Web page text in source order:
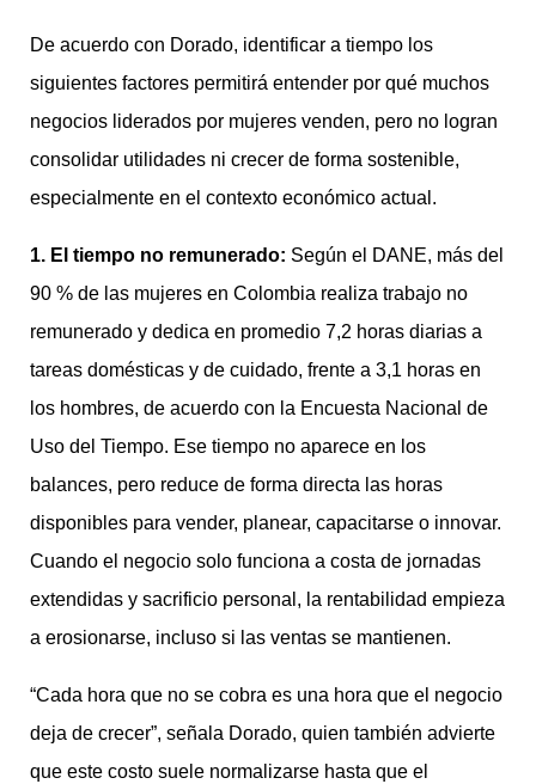
De acuerdo con Dorado, identificar a tiempo los
siguientes factores permitirá entender por qué muchos
negocios liderados por mujeres venden, pero no logran
consolidar utilidades ni crecer de forma sostenible,
especialmente en el contexto económico actual.
1. El tiempo no remunerado: Según el DANE, más del
90 % de las mujeres en Colombia realiza trabajo no
remunerado y dedica en promedio 7,2 horas diarias a
tareas domésticas y de cuidado, frente a 3,1 horas en
los hombres, de acuerdo con la Encuesta Nacional de
Uso del Tiempo. Ese tiempo no aparece en los
balances, pero reduce de forma directa las horas
disponibles para vender, planear, capacitarse o innovar.
Cuando el negocio solo funciona a costa de jornadas
extendidas y sacrificio personal, la rentabilidad empieza
a erosionarse, incluso si las ventas se mantienen.
“Cada hora que no se cobra es una hora que el negocio
deja de crecer”, señala Dorado, quien también advierte
que este costo suele normalizarse hasta que el